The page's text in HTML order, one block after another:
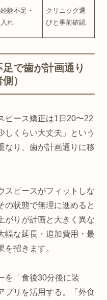
験不足・
れ
クリニック選
びと事前確認
で歯が計画通り
）
ピース矯正は1日20〜22
しくらい大丈夫」という
なり、歯が計画通りに移
スピースがフィットしな
の状態で無理に進めると
がりが計画と大きく異な
幅な延長・追加費用・最
招きます。
を「食後30分後に装
プリを活用する。「外食